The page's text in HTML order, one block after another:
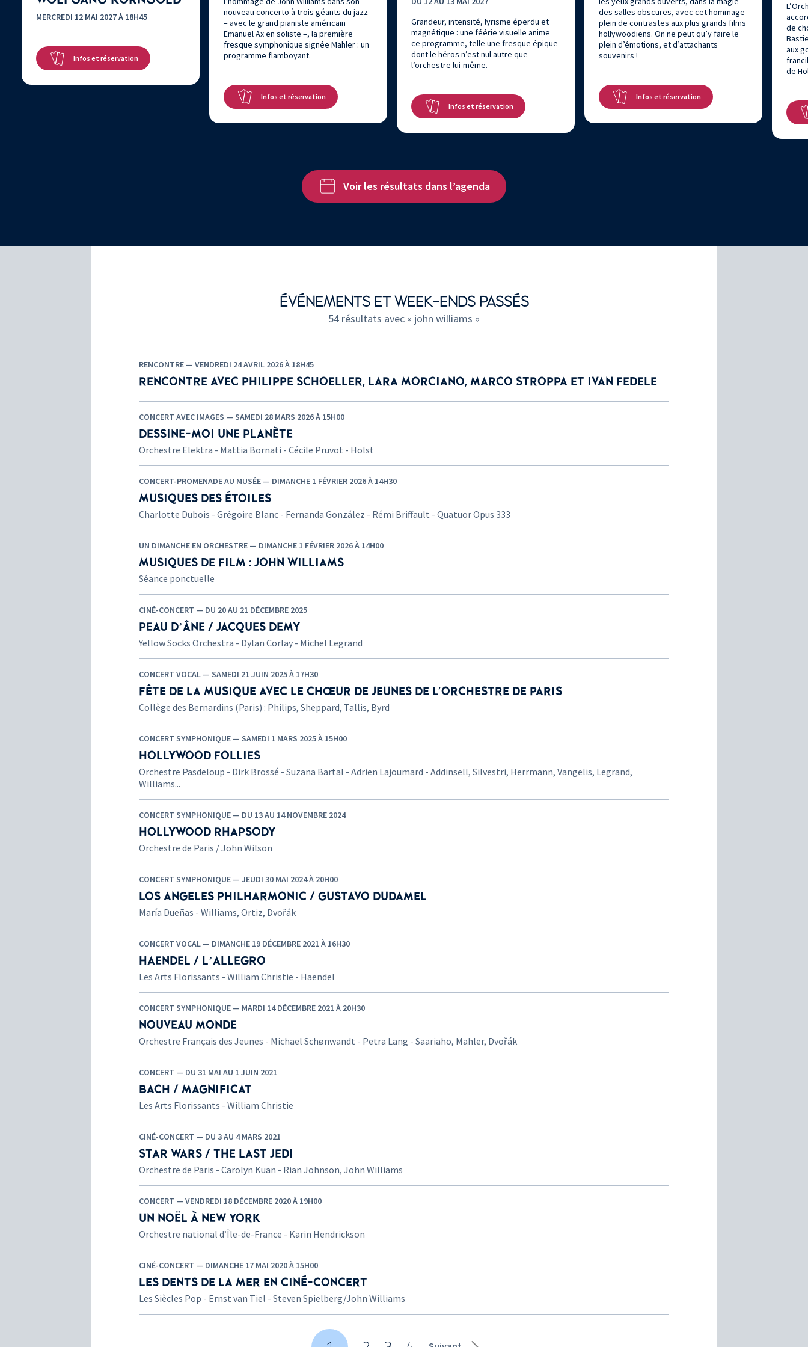
MERCREDI 12 MAI 2027 À 18H45
Infos et réservation
nouveau concerto à trois géants du jazz
– avec le grand pianiste américain
Emanuel Ax en soliste –, la première
fresque symphonique signée Mahler : un
programme flamboyant.
Infos et réservation
Grandeur, intensité, lyrisme éperdu et
magnétique : une féérie visuelle anime
ce programme, telle une fresque épique
dont le héros n’est nul autre que
l’orchestre lui-même.
Infos et réservation
des salles obscures, avec cet hommage
plein de contrastes aux plus grands films
hollywoodiens. On ne peut qu’y faire le
plein d’émotions, et d’attachants
souvenirs !
Infos et réservation
de
aux
de
Voir les résultats dans l’agenda
ÉVÉNEMENTS ET WEEK-ENDS PASSÉS
54 résultats avec « john williams »
RENCONTRE — VENDREDI 24 AVRIL 2026 À 18H45
RENCONTRE AVEC PHILIPPE SCHOELLER, LARA MORCIANO, MARCO STROPPA ET IVAN FEDELE
CONCERT AVEC IMAGES — SAMEDI 28 MARS 2026 À 15H00
DESSINE-MOI UNE PLANÈTE
Orchestre Elektra - Mattia Bornati - Cécile Pruvot - Holst
CONCERT-PROMENADE AU MUSÉE — DIMANCHE 1 FÉVRIER 2026 À 14H30
MUSIQUES DES ÉTOILES
Charlotte Dubois - Grégoire Blanc - Fernanda González - Rémi Briffault - Quatuor Opus 333
UN DIMANCHE EN ORCHESTRE — DIMANCHE 1 FÉVRIER 2026 À 14H00
MUSIQUES DE FILM : JOHN WILLIAMS
Séance ponctuelle
CINÉ-CONCERT — DU 20 AU 21 DÉCEMBRE 2025
PEAU D’ÂNE / JACQUES DEMY
Yellow Socks Orchestra - Dylan Corlay - Michel Legrand
CONCERT VOCAL — SAMEDI 21 JUIN 2025 À 17H30
FÊTE DE LA MUSIQUE AVEC LE CHŒUR DE JEUNES DE L'ORCHESTRE DE PARIS
Collège des Bernardins (Paris) : Philips, Sheppard, Tallis, Byrd
CONCERT SYMPHONIQUE — SAMEDI 1 MARS 2025 À 15H00
HOLLYWOOD FOLLIES
Orchestre Pasdeloup - Dirk Brossé - Suzana Bartal - Adrien Lajoumard - Addinsell, Silvestri, Herrmann, Vangelis, Legrand,
Williams...
CONCERT SYMPHONIQUE — DU 13 AU 14 NOVEMBRE 2024
HOLLYWOOD RHAPSODY
Orchestre de Paris / John Wilson
CONCERT SYMPHONIQUE — JEUDI 30 MAI 2024 À 20H00
LOS ANGELES PHILHARMONIC / GUSTAVO DUDAMEL
María Dueñas - Williams, Ortiz, Dvořák
CONCERT VOCAL — DIMANCHE 19 DÉCEMBRE 2021 À 16H30
HAENDEL / L’ALLEGRO
Les Arts Florissants - William Christie - Haendel
CONCERT SYMPHONIQUE — MARDI 14 DÉCEMBRE 2021 À 20H30
NOUVEAU MONDE
Orchestre Français des Jeunes - Michael Schønwandt - Petra Lang - Saariaho, Mahler, Dvořák
CONCERT — DU 31 MAI AU 1 JUIN 2021
BACH / MAGNIFICAT
Les Arts Florissants - William Christie
CINÉ-CONCERT — DU 3 AU 4 MARS 2021
STAR WARS / THE LAST JEDI
Orchestre de Paris - Carolyn Kuan - Rian Johnson, John Williams
CONCERT — VENDREDI 18 DÉCEMBRE 2020 À 19H00
UN NOËL À NEW YORK
Orchestre national d’Île-de-France - Karin Hendrickson
CINÉ-CONCERT — DIMANCHE 17 MAI 2020 À 15H00
LES DENTS DE LA MER EN CINÉ-CONCERT
Les Siècles Pop - Ernst van Tiel - Steven Spielberg/John Williams